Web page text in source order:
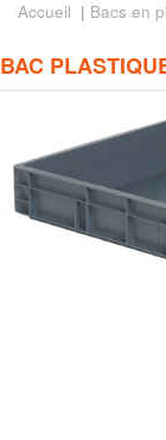
Accueil | Bacs en
BAC